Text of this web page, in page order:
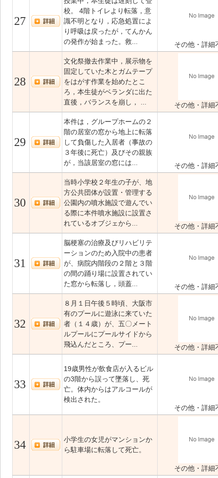
27
校。 4階トイレより転落，意
識不明となり，応急処置によ
り呼吸は戻ったが，てんかん
の発作が始まった。救...
その他・詳細
28
文化祭撤去作業中，展示物を
固定していた木とガムテープ
をはがす作業を始めたとこ
ろ，本生徒がベランダに出た
直後，バランスを崩し， ...
その他・詳細
29
本件は，グループホームの２
階の居室の窓から地上に転落
して負傷した入居者（事故の
３年後に死亡）及びその親族
が，当該居室の窓には...
その他・詳細
30
当時小学校２年生の子が、地
方公共団体が設置・管理する
公園内の噴水施設で遊んでい
る際に本件噴水施設に設置さ
れているオブジェから...
その他・詳細
31
脳梗塞の治療及びリハビリテ
ーションのため入院中の患者
が、病院内階段の２階と３階
の間の踊り場に設置されてい
た窓から転落し，頭蓋...
その他・詳細
32
８月１日午後５時頃、大阪市
有のプールに遊泳に来ていた
者（１４歳）が、五〇メート
ルプールにプールサイドから
飛込んだところ、プー...
その他・詳細
33
19歳男性が飲食店が入るビル
の3階から誤って墜落し、死
亡。体内からはアルコールが
検出された。
その他・詳細
34
小学生の女児がマンションか
ら駐車場に転落して死亡。
その他・詳細